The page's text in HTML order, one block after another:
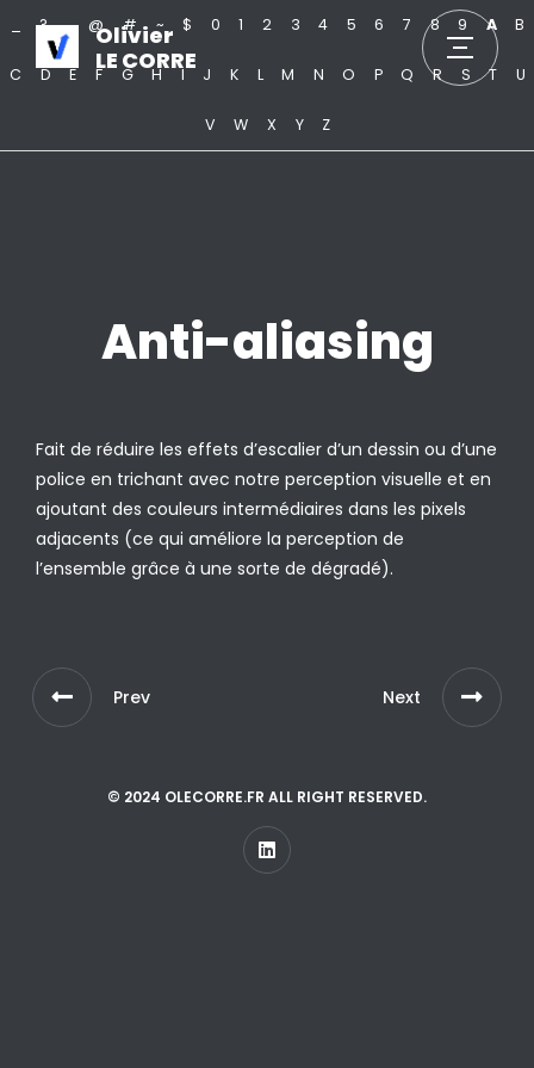
Olivier
LE CORRE
? . @ # ~ $ 0 1 2 3 4 5 6 7 8 9 A B
C D E F G H I J K L M N O P Q R S T U
V W X Y Z
Anti-aliasing
Fait de réduire les effets d’escalier d’un dessin ou d’une
police en trichant avec notre perception visuelle et en
ajoutant des couleurs intermédiaires dans les pixels
adjacents (ce qui améliore la perception de
l’ensemble grâce à une sorte de dégradé).
Prev Next
© 2024 OLECORRE.FR ALL RIGHT RESERVED.